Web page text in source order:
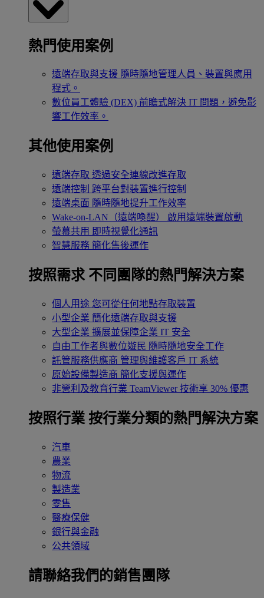
熱門使用案例
遠端存取與支援 隨時隨地管理人員、裝置與應用
程式。
數位員工體驗 (DEX) 前瞻式解決 IT 問題，避免影
響工作效率。
其他使用案例
遠端存取 透過安全連線改進存取
遠端控制 跨平台對裝置進行控制
遠端桌面 隨時隨地提升工作效率
Wake-on-LAN（遠端喚醒）
啟用遠端裝置啟動
螢幕共用 即時視覺化通訊
智慧服務 簡化售後運作
按照需求 不同團隊的熱門解決方案
個人用途 您可從任何地點存取裝置
小型企業 簡化遠端存取與支援
大型企業 擴展並保障企業 IT 安全
自由工作者與數位遊民 隨時隨地安全工作
託管服務供應商 管理與維護客戶 IT 系統
原始設備製造商 簡化支援與運作
非營利及教育行業 TeamViewer 技術享 30% 優惠
按照行業 按行業分類的熱門解決方案
汽車
農業
物流
製造業
零售
醫療保健
銀行與金融
公共領域
請聯絡我們的銷售團隊